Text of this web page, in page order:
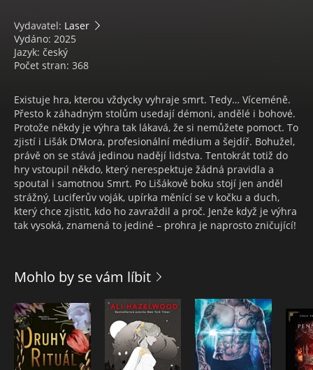
Vydavatel: Laser
Vydáno: 2025
Jazyk: český
Počet stran: 368
Existuje hra, kterou vždycky vyhraje smrt. Tedy… Víceméně.
Přesto k záhadným stolům usedají démoni, andělé i bohové.
Protože někdy je výhra tak lákavá, že si nemůžete pomoct. To
zjistí i Lišák D’Mora, profesionální médium a šejdíř. Bohužel,
právě on se stává jedinou nadějí lidstva. Tentokrát totiž do
hry vstoupil někdo, který nerespektuje žádná pravidla a
spoutal i samotnou Smrt. Po Lišákově boku stojí jen anděl
strážný, Luciferův voják, upírka měnící se v kočku a duch,
který chce zjistit, kdo ho zavraždil a proč. Jenže když je výhra
tak vysoká, znamená to jediné – prohra je naprosto zničující!
Mohlo by se vám líbit